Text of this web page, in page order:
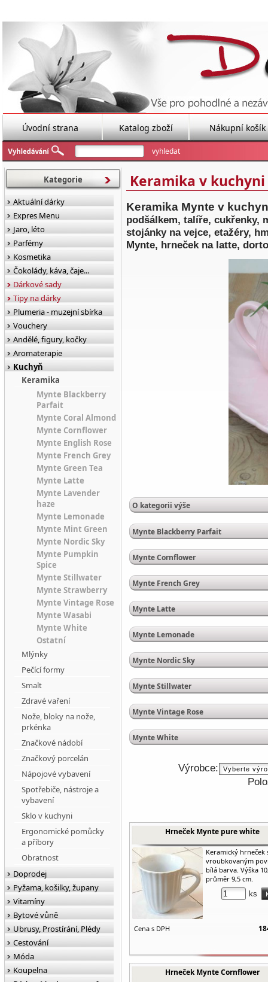
Úvodní strana Katalog zboží Nákupní košík
Keramika v kuchyni
Keramika Mynte v
podšálkem, talíře, cukřenky,
stojánky na vejce, etažéry,
Mynte, hrneček na latte,
O kategorii výše
Mynte Blackberry Parfait
Mynte Cornflower
Mynte French Grey
Mynte Latte
Mynte Lemonade
Mynte Nordic Sky
Mynte Stillwater
Mynte Vintage Rose
Mynte White
Výrobce:
Hrneček Mynte pure white
Keramický hrneček
vroubkovaným
bílá barva. Výška
průměr 9,5 cm.
ks
Cena s DPH
Hrneček Mynte Cornflower
Kategorie
Aktuální dárky
Expres Menu
Jaro, léto
Parfémy
Kosmetika
Čokolády, káva, čaje...
Dárkové sady
Tipy na dárky
Plumeria - muzejní sbírka
Vouchery
Andělé, figury, kočky
Aromaterapie
Kuchyň
Keramika
Mynte Blackberry
Parfait
Mynte Coral Almond
Mynte Cornflower
Mynte English Rose
Mynte French Grey
Mynte Green Tea
Mynte Latte
Mynte Lavender
haze
Mynte Lemonade
Mynte Mint Green
Mynte Nordic Sky
Mynte Pumpkin
Spice
Mynte Stillwater
Mynte Strawberry
Mynte Vintage Rose
Mynte Wasabi
Mynte White
Ostatní
Mlýnky
Pečící formy
Smalt
Zdravé vaření
Nože, bloky na nože,
prkénka
Značkové nádobí
Značkový porcelán
Nápojové vybavení
Spotřebiče, nástroje a
vybavení
Sklo v kuchyni
Ergonomické pomůcky
a příbory
Obratnost
Doprodej
Pyžama, košilky, župany
Vitamíny
Bytové vůně
Ubrusy, Prostírání, Plédy
Cestování
Móda
Koupelna